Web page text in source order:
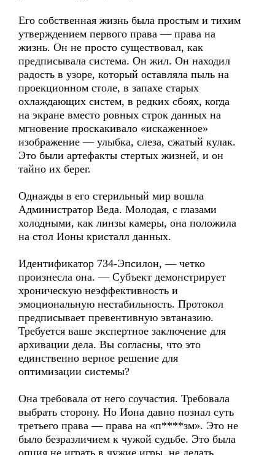
Его собственная жизнь была простым и тихим
утверждением первого права — права на
жизнь. Он не просто существовал, как
предписывала система. Он жил. Он находил
радость в узоре, который оставляла пыль на
проекционном столе, в запахе старых
охлаждающих систем, в редких сбоях, когда
на экране вместо ровных строк данных на
мгновение проскакивало «искаженное»
изображение — улыбка, слеза, сжатый кулак.
Это были артефакты стертых жизней, и он
тайно их берег.
Однажды в его стерильный мир вошла
Администратор Веда. Молодая, с глазами
холодными, как линзы камеры, она положила
на стол Ионы кристалл данных.
Идентификатор 734-Эпсилон, — четко
произнесла она. — Субъект демонстрирует
хроническую неэффективность и
эмоциональную нестабильность. Протокол
предписывает превентивную эвтаназию.
Требуется ваше экспертное заключение для
архивации дела. Вы согласны, что это
единственно верное решение для
оптимизации системы?
Она требовала от него соучастия. Требовала
выбрать сторону. Но Иона давно познал суть
третьего права — права на «п****зм». Это не
было безразличием к чужой судьбе. Это была
опция не играть в чужие игры, не делать